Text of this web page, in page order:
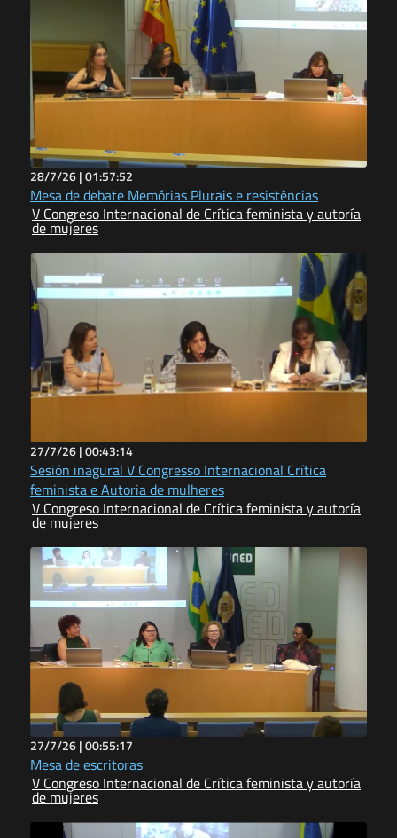
28/7/26 |01:57:52
Mesa de debate Memórias Plurais e resistências
V Congreso Internacional de Crítica feminista y autoría
de mujeres
27/7/26 |00:43:14
Sesión inagural V Congresso Internacional Crítica
feminista e Autoria de mulheres
V Congreso Internacional de Crítica feminista y autoría
de mujeres
27/7/26 |00:55:17
Mesa de escritoras
V Congreso Internacional de Crítica feminista y autoría
de mujeres